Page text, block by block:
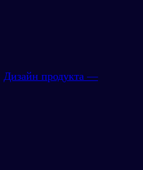
Дизайн продукта —